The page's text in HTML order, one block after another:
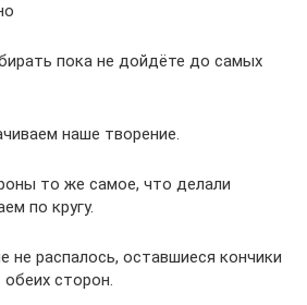
пока не дойдёте до самых
наше творение.
то же самое, что делали
по кругу.
не распалось, оставшиеся кончики
сторон.